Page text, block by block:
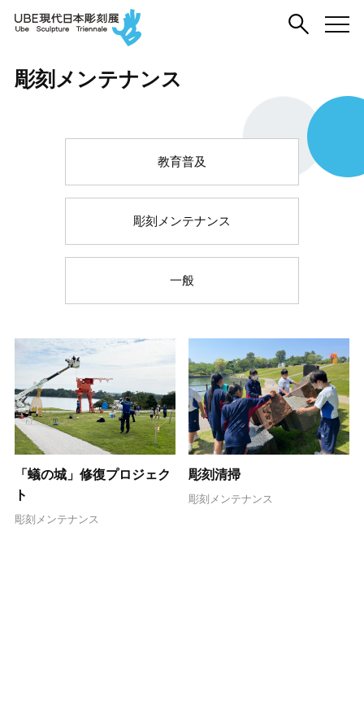
彫刻メンテナンス
教育普及
彫刻メンテナンス
一般
「蟻の城」修復プロジェク
ト
彫刻メンテナンス
彫刻清掃
彫刻メンテナンス